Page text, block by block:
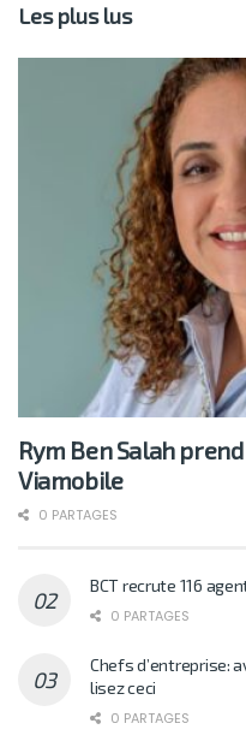
Les plus lus
Rym Ben Salah
Viamobile
0 PARTAGES
BCT recrute 116
0 PARTAGES
Chefs d’entreprise:
lisez ceci
0 PARTAGES